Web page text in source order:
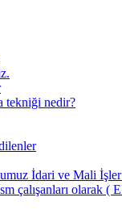
tekniği nedir?
İdari ve Mali
çalışanları